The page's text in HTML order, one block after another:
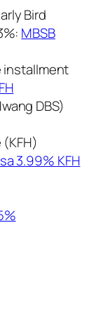
Bird
MBSB
installment
DBS)
3.99% KFH